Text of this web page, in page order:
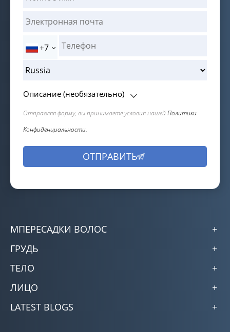
+7
Описание (необязательно)
Отправляя форму, вы принимаете условия нашей Политики
Конфиденциальности.
МПЕРЕСАДКИ ВОЛОС
ГРУДЬ
ТЕЛО
ЛИЦО
LATEST BLOGS